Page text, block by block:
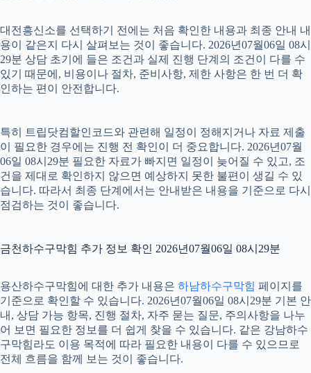
대전흥신소를 선택하기 전에는 처음 확인한 내용과 최종 안내 내
용이 같은지 다시 살펴보는 것이 좋습니다. 2026년07월06일 08시
29분 상담 초기에 들은 조건과 실제 진행 단계의 조건이 다를 수
있기 때문에, 비용이나 절차, 준비사항, 제한 사항은 한 번 더 확
인하는 편이 안전합니다.
특히 트립닷컴할인코드와 관련해 일정이 정해지거나 자료 제출
이 필요한 경우에는 진행 전 확인이 더 중요합니다. 2026년07월
06일 08시29분 필요한 자료가 빠지면 일정이 늦어질 수 있고, 조
건을 제대로 확인하지 않으면 예상하지 못한 불편이 생길 수 있
습니다. 따라서 최종 단계에서는 안내받은 내용을 기준으로 다시
점검하는 것이 좋습니다.
금천하수구막힘 추가 정보 확인 2026년07월06일 08시29분
용산하수구막힘에 대한 추가 내용은 하남하수구막힘 페이지를
기준으로 확인할 수 있습니다. 2026년07월06일 08시29분 기본 안
내, 상담 가능 항목, 진행 절차, 자주 묻는 질문, 주의사항을 나누
어 보면 필요한 정보를 더 쉽게 찾을 수 있습니다. 같은 강남하수
구막힘라도 이용 목적에 따라 필요한 내용이 다를 수 있으므로
전체 흐름을 함께 보는 것이 좋습니다.